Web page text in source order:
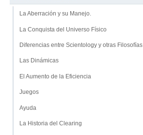
La Aberración y su Manejo.
La Conquista del Universo Físico
Diferencias entre Scientology y otras Filosofías
Las Dinámicas
El Aumento de la Eficiencia
Juegos
Ayuda
La Historia del Clearing